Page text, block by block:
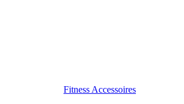
Fitness Accessoires